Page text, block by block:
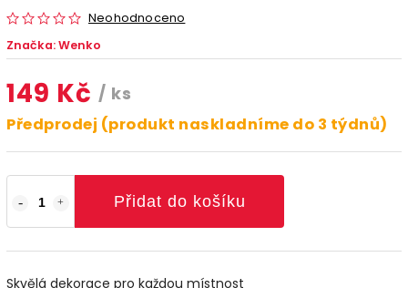
Neohodnoceno
Značka:Wenko
149 Kč / ks
Předprodej (produkt naskladníme do 3 týdnů)
Přidat do košíku
Skvělá dekorace pro každou místnost